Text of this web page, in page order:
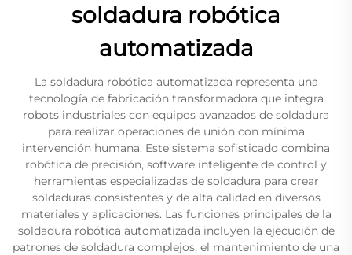
soldadura robótica
automatizada
La soldadura robótica automatizada representa una
tecnología de fabricación transformadora que integra
robots industriales con equipos avanzados de soldadura
para realizar operaciones de unión con mínima
intervención humana. Este sistema sofisticado combina
robótica de precisión, software inteligente de control y
herramientas especializadas de soldadura para crear
soldaduras consistentes y de alta calidad en diversos
materiales y aplicaciones. Las funciones principales de la
soldadura robótica automatizada incluyen la ejecución de
patrones de soldadura complejos, el mantenimiento de una